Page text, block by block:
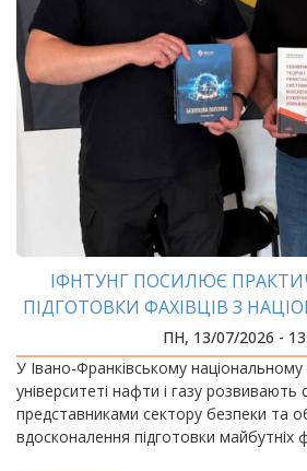
ІФНТУНГ ПОСИЛЮЄ
ПІДГОТОВКИ ФАХІВЦІВ З
ПН, 13/07/2026 -
У Івано-Франківському національному
університеті нафти і газу розвивають
представниками сектору безпеки та
вдосконалення підготовки майбутніх